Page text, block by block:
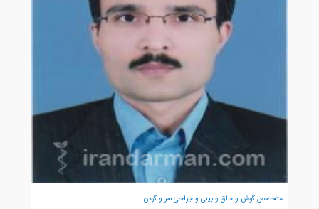
متخصص گوش و حلق و بینی و جراحی سر و گردن